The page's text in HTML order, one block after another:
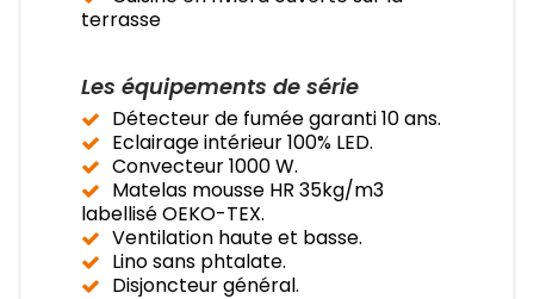
terrasse
Les équipements de série
Détecteur de fumée garanti 10 ans.
Eclairage intérieur 100% LED.
Convecteur 1000 W.
Matelas mousse HR 35kg/m3
labellisé OEKO-TEX.
Ventilation haute et basse.
Lino sans phtalate.
Disjoncteur général.